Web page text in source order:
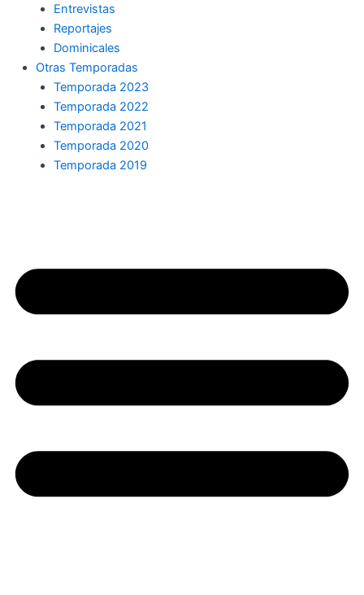
Entrevistas
Reportajes
Dominicales
Otras Temporadas
Temporada 2023
Temporada 2022
Temporada 2021
Temporada 2020
Temporada 2019